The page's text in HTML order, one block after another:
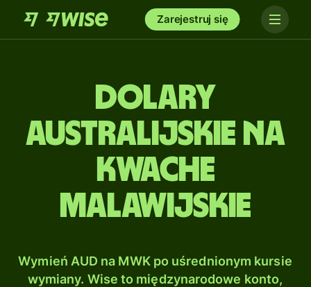
Zarejestruj się
Dolary
australijskie na
Kwache
malawijskie
Wymień AUD na MWK po uśrednionym kursie
wymiany. Wise to międzynarodowe konto,